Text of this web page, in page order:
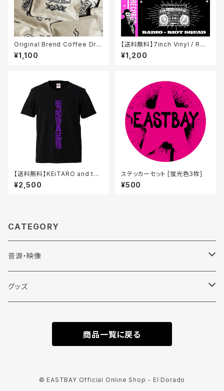
Original Brend Coffee Drip
Bag / 4P
¥1,100
【送料無料】7inch Vinyl / RAD
IO – RIOT SQUAD
¥1,200
【送料無料】KEiTARO and the
ACHAOStics 縦ロゴ Tシャツ
/ 黒
¥2,500
ステッカーセット [蛍光色3枚]
¥500
CATEGORY
音源・映像
CD
グッズ
商品一覧に戻る
© EASTBAY Official Online Shop - El Dorado